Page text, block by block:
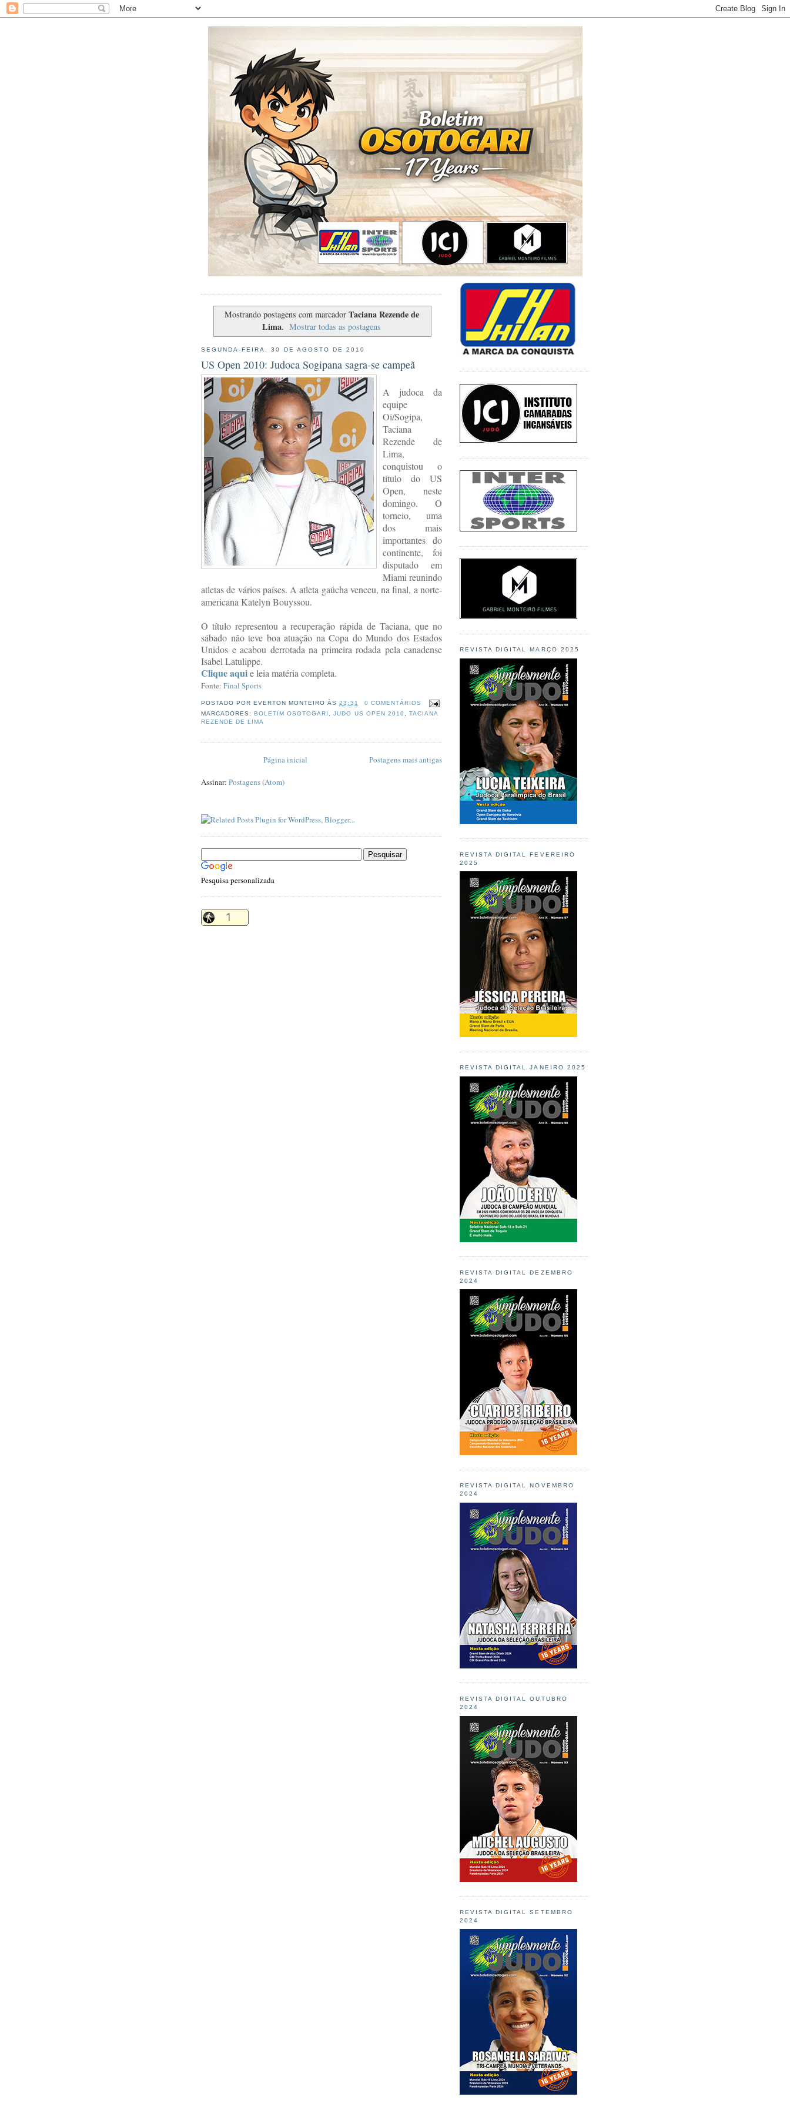
Mostrando postagens com marcador Taciana Rezende de
Lima. Mostrar todas as postagens
SEGUNDA-FEIRA, 30 DE AGOSTO DE 2010
US Open 2010: Judoca Sogipana sagra-se campeã
A judoca da
equipe
Oi/Sogipa,
Taciana
Rezende de
Lima,
conquistou o
título do US
Open, neste
domingo. O
torneio, uma
dos mais
importantes do
continente, foi
disputado em
Miami reunindo
atletas de vários países. A atleta gaúcha venceu, na final, a norte-
americana Katelyn Bouyssou.
O título representou a recuperação rápida de Taciana, que no
sábado não teve boa atuação na Copa do Mundo dos Estados
Unidos e acabou derrotada na primeira rodada pela canadense
Isabel Latulippe.
Clique aquie leia matéria completa.
Fonte: Final Sports
POSTADO POREVERTON MONTEIRO ÀS23:31
0 COMENTÁRIOS
MARCADORES:BOLETIM OSOTOGARI ,JUDO US OPEN 2010
TACIANA
REZENDE DE LIMA
Postagens mais antigas
Página inicial
Assinar: Postagens (Atom)
Pesquisa personalizada
REVISTA DIGITAL MARÇO 2025
REVISTA DIGITAL FEVEREIRO
2025
REVISTA DIGITAL JANEIRO 2025
REVISTA DIGITAL DEZEMBRO
2024
REVISTA DIGITAL NOVEMBRO
2024
REVISTA DIGITAL OUTUBRO
2024
REVISTA DIGITAL SETEMBRO
2024